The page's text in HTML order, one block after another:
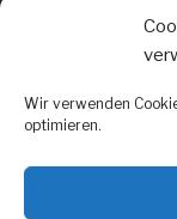
Wir verwenden
optimieren.
Für Deine